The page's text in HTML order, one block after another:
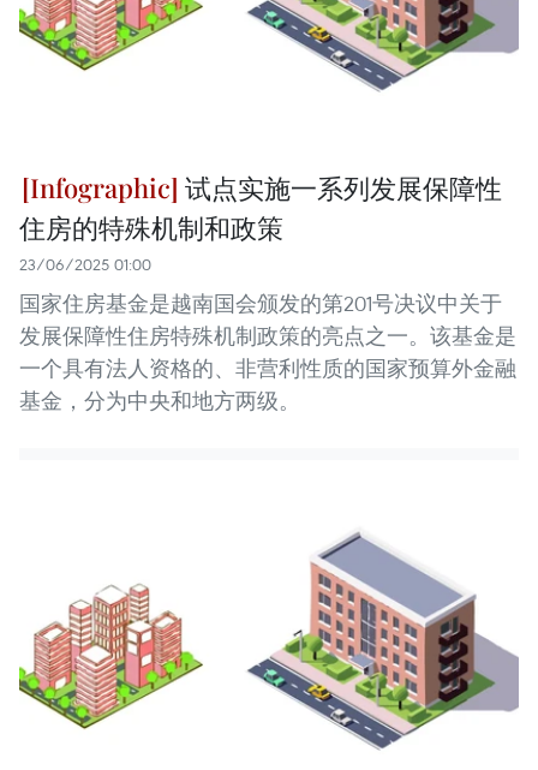
试点实施一系列发展保障性
住房的特殊机制和政策
23/06/2025 01:00
国家住房基金是越南国会颁发的第201号决议中关于
发展保障性住房特殊机制政策的亮点之一。该基金是
一个具有法人资格的、非营利性质的国家预算外金融
基金，分为中央和地方两级。